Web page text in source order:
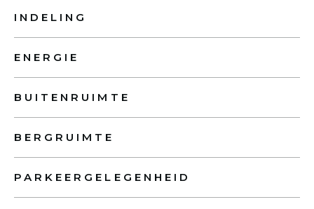
INDELING
ENERGIE
BUITENRUIMTE
BERGRUIMTE
PARKEERGELEGENHEID